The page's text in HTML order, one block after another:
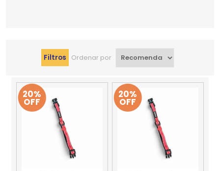
Filtros Ordenar por
20%
OFF
20%
OFF